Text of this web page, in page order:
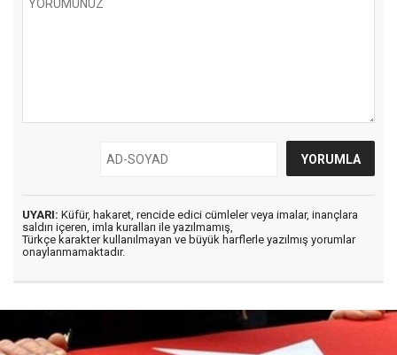
UYARI: Küfür, hakaret, rencide edici cümleler veya imalar, inançlara
saldırı içeren, imla kuralları ile yazılmamış,
Türkçe karakter kullanılmayan ve büyük harflerle yazılmış yorumlar
onaylanmamaktadır.